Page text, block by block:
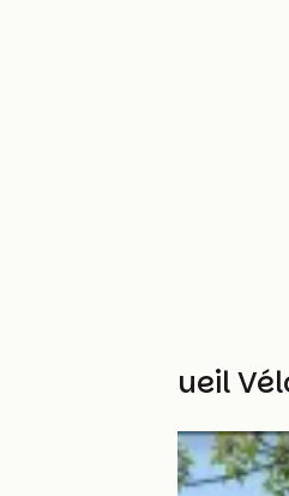
Autres Accueil